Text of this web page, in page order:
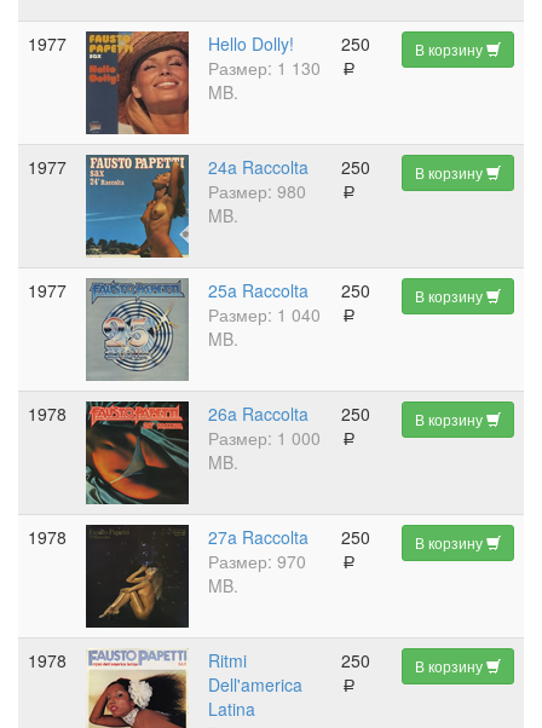
1977
Hello Dolly!
Размер: 1 130
MB.
250
a
В корзину
1977
24a Raccolta
Размер: 980
MB.
250
a
В корзину
1977
25a Raccolta
Размер: 1 040
MB.
250
a
В корзину
1978
26a Raccolta
Размер: 1 000
MB.
250
a
В корзину
1978
27a Raccolta
Размер: 970
MB.
250
a
В корзину
1978
Ritmi
Dell'america
Latina
250
a
В корзину